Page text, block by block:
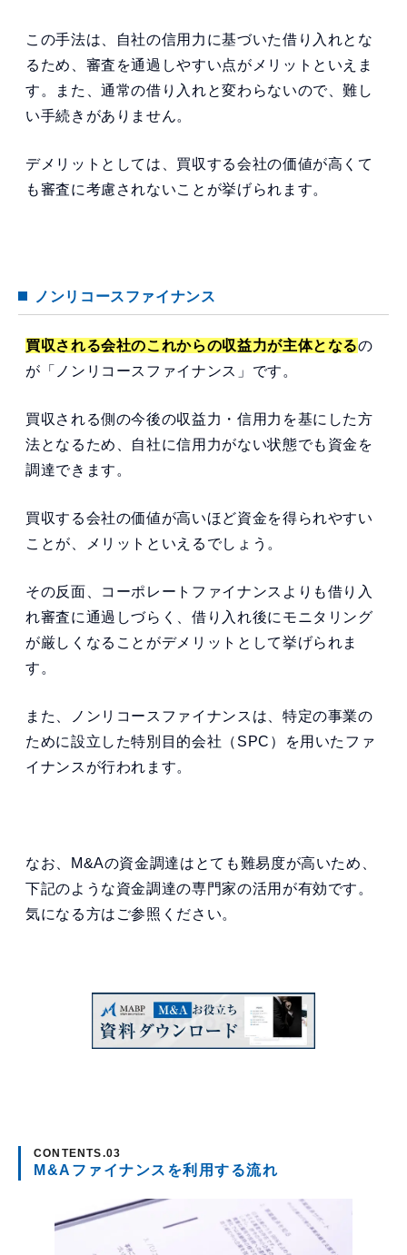
この手法は、自社の信用力に基づいた借り入れとな
るため、審査を通過しやすい点がメリットといえま
す。また、通常の借り入れと変わらないので、難し
い手続きがありません。
デメリットとしては、買収する会社の価値が高くて
も審査に考慮されないことが挙げられます。
ノンリコースファイナンス
買収される会社のこれからの収益力が主体となるの
が「ノンリコースファイナンス」です。
買収される側の今後の収益力・信用力を基にした方
法となるため、自社に信用力がない状態でも資金を
調達できます。
買収する会社の価値が高いほど資金を得られやすい
ことが、メリットといえるでしょう。
その反面、コーポレートファイナンスよりも借り入
れ審査に通過しづらく、借り入れ後にモニタリング
が厳しくなることがデメリットとして挙げられま
す。
また、ノンリコースファイナンスは、特定の事業の
ために設立した特別目的会社（SPC）を用いたファ
イナンスが行われます。
なお、M&Aの資金調達はとても難易度が高いため、
下記のような資金調達の専門家の活用が有効です。
気になる方はご参照ください。
M&Aファイナンスを利用する流れ